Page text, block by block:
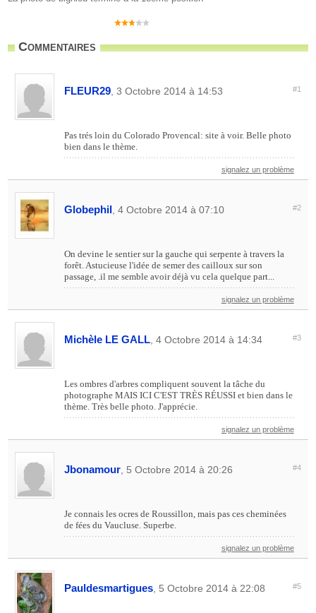
Commentaires
FLEUR29 , 3 Octobre 2014 à 14:53 #1
Pas trés loin du Colorado Provencal: site à voir. Belle photo
bien dans le thème.
signalez un problème
Globephil , 4 Octobre 2014 à 07:10 #2
On devine le sentier sur la gauche qui serpente à travers la
forêt. Astucieuse l'idée de semer des cailloux sur son
passage, .il me semble avoir déjà vu cela quelque part...
signalez un problème
Michèle LE GALL , 4 Octobre 2014 à 14:34 #3
Les ombres d'arbres compliquent souvent la tâche du
photographe MAIS ICI C'EST TRÈS RÉUSSI et bien dans le
thème. Très belle photo. J'apprécie.
signalez un problème
Jbonamour , 5 Octobre 2014 à 20:26 #4
Je connais les ocres de Roussillon, mais pas ces cheminées
de fées du Vaucluse. Superbe.
signalez un problème
Pauldesmartigues , 5 Octobre 2014 à 22:08 #5